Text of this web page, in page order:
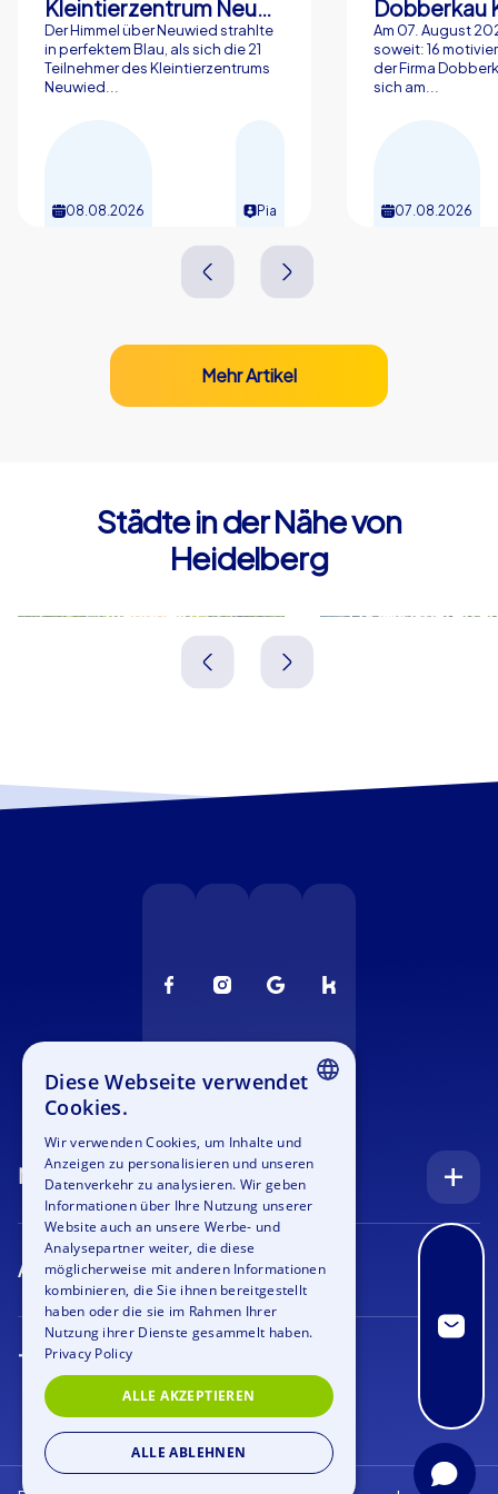
Investition in Teamgeist, Motivation und gemeinsame
Erinnerung.
Kleintierzentrum Neuwied Greve, Ritter GbR
Der Himmel über Neuwied strahlte
in perfektem Blau, als sich die 21
Teilnehmer des Kleintierzentrums
Neuwied...
08.08.2026 Pia
Dobberkau
Am 07. August
soweit: 16
der Firma
sich am...
07.08.2026
Mehr Artikel
Städte in der Nähe von
Heidelberg
Mannheim
Deutschland
Ludwigshafen
Navigation
Startseite
Anfrage
Blog
Stellenangebote
Bildergalerie
Über uns
Kontakt
Anlässe
Firmenfeier
Teamtraining
Rahmenprogramm
Outdoor Event
Azubi Event
Teamevents
Geocaching
Krimi Geocaching
Xmas Geocaching
GERMAN
SPANISH
ITALIAN
DUTCH
Diese Webseite verwendet
Cookies.
Wir verwenden Cookies, um Inhalte und
Anzeigen zu personalisieren und unseren
Datenverkehr zu analysieren. Wir geben
Informationen über Ihre Nutzung unserer
Website auch an unsere Werbe- und
Analysepartner weiter, die diese
möglicherweise mit anderen Informationen
kombinieren, die Sie ihnen bereitgestellt
haben oder die sie im Rahmen Ihrer
Nutzung ihrer Dienste gesammelt haben.
Privacy Policy
ALLE AKZEPTIEREN
ALLE ABLEHNEN